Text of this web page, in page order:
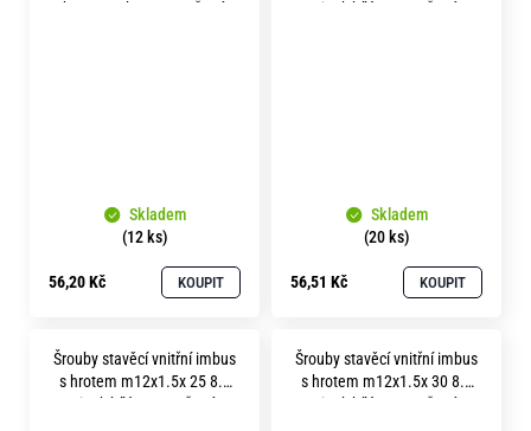
bez povrchu soustružené
Skladem
(12 ks)
56,20 Kč KOUPIT
zinek bílý soustružené
Skladem
(20 ks)
56,51 Kč KOUPIT
Šrouby stavěcí vnitřní imbus
s hrotem m12x1.5x 25 8.8
zinek bílý soustružené
Šrouby stavěcí vnitřní imbus
s hrotem m12x1.5x 30 8.8
zinek bílý soustružené